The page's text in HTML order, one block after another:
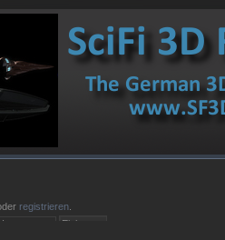
registrieren